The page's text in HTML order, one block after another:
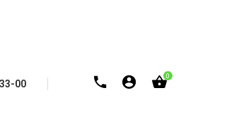
00
0